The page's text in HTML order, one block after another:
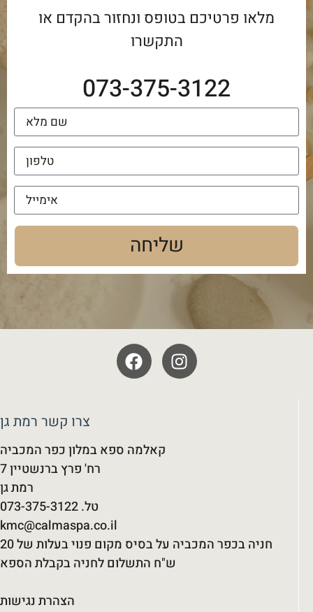
מלאו פרטיכם בטופס ונחזור בהקדם או
התקשרו
073-375-3122
שליחה
צרו קשר רמת גן
קאלמה ספא במלון כפר המכביה
רח' פרץ ברנשטיין 7
רמת גן
kmc@calmaspa.co.il
חניה בכפר המכביה על בסיס מקום פנוי בעלות של 20
ש"ח התשלום לחניה בקבלת הספא
הצהרת נגישות